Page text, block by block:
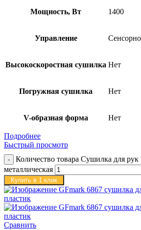
Мощность, Вт 1400
Управление
Высокоскоростная сушилка Нет
Погружная сушилка Нет
V-образная форма Нет
Подробнее
Быстрый просмотр
Количество товара Сушилка для
металлическая
Купить в 1 клик
Сравнить